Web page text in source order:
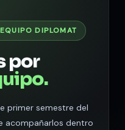
DIPLOMAT
por
primer semestre del
acompañarlos dentro